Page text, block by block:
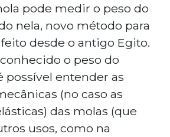
pode medir o peso do
nela, novo método para
desde o antigo Egito.
o peso do
possível entender as
(no caso as
das molas (que
usos, como na